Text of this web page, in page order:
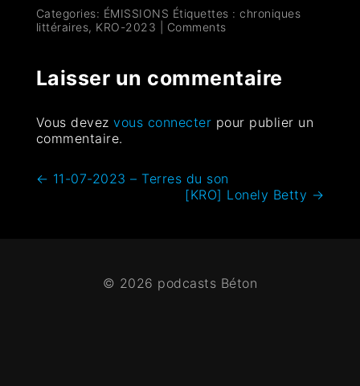
Categories: ÉMISSIONS Étiquettes :chroniques
littéraires, KRO-2023 Comments
Laisser un commentaire
Vous devezvous connecter pour publier un
commentaire.
← 11-07-2023 – Terres du son
[KRO] Lonely Betty →
© 2026 podcasts Béton